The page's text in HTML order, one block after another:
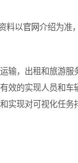
料以官网介绍为准
输，出租和旅游
效的实现人员和车
实现对可视化任务